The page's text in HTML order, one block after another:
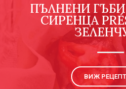
ПЪЛНЕНИ
СИРЕНЦА
ВИЖ